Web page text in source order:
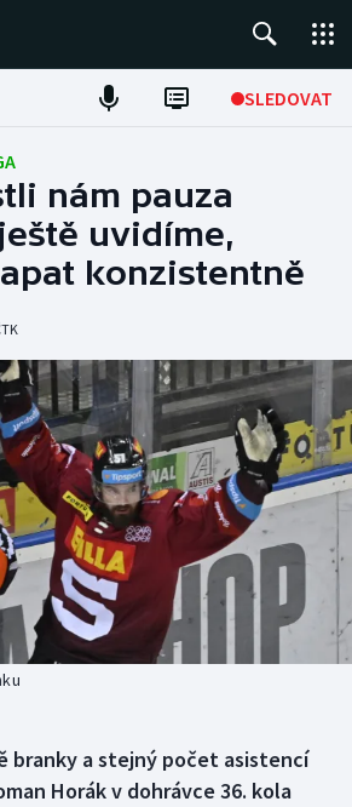
SLEDOVAT
nám pauza
uvidíme,
konzistentně
branky a stejný počet asistencí
Horák v dohrávce 36. kola